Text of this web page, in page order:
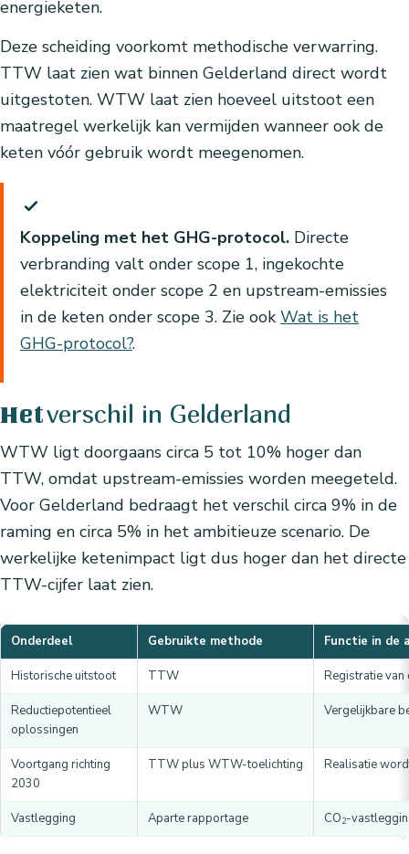
energieketen.
Deze scheiding voorkomt methodische verwarring.
TTW laat zien wat binnen Gelderland direct wordt
uitgestoten. WTW laat zien hoeveel uitstoot een
maatregel werkelijk kan vermijden wanneer ook de
keten vóór gebruik wordt meegenomen.
Koppeling met het GHG-protocol. Directe
verbranding valt onder scope 1, ingekochte
elektriciteit onder scope 2 en upstream-emissies
in de keten onder scope 3. Zie ook Wat is het
GHG-protocol?.
Hetverschil in Gelderland
WTW ligt doorgaans circa 5 tot 10% hoger dan
TTW, omdat upstream-emissies worden meegeteld.
Voor Gelderland bedraagt het verschil circa 9% in de
raming en circa 5% in het ambitieuze scenario. De
werkelijke ketenimpact ligt dus hoger dan het directe
TTW-cijfer laat zien.
Onderdeel Gebruikte methode Functie in de
Historische uitstoot TTW Registratie van
Reductiepotentieel
oplossingen
WTW Vergelijkbare
Voortgang richting
2030
TTW plus WTW-toelichting Realisatie
Vastlegging Aparte rapportage CO2-